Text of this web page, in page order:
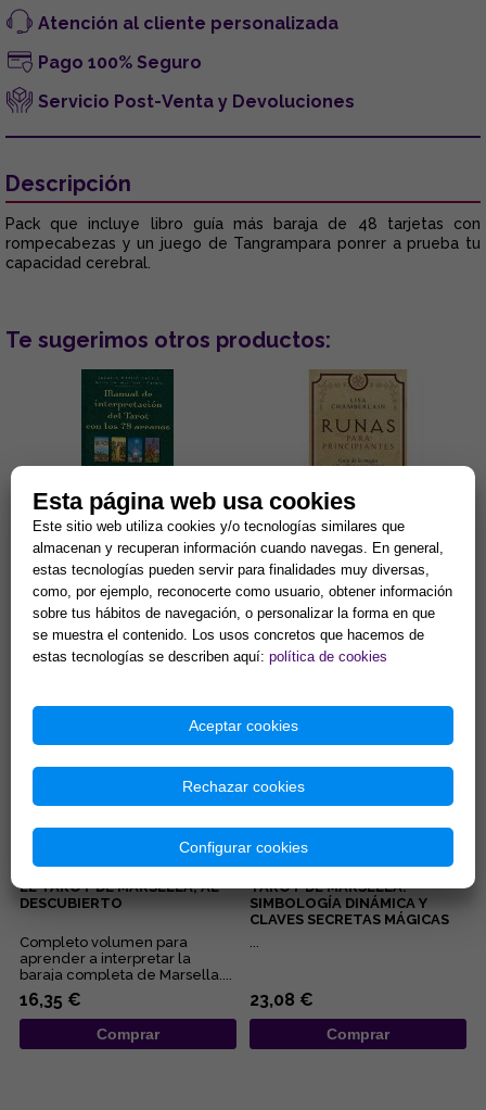
Atención al cliente personalizada
Pago 100% Seguro
Servicio Post-Venta y Devoluciones
Descripción
Pack que incluye libro guía más baraja de 48 tarjetas con
rompecabezas y un juego de Tangrampara ponrer a prueba tu
capacidad cerebral.
Te sugerimos otros productos:
MANUAL DE INTERPRETACIÓN
DEL TAROT CON LOS 78
ARCANOS
Lectura de la boda o
convivencia de la pareja, del
embarazo, de los negocios,
del pleito, de la salud... Éstas...
15,38 €
RUNAS PARA PRINCIPIANTES:
GUÍA DE LA MAGIA Y LA
ADIVINACIÓN RÚNICA
Lisa Charberlain sigue
ofreciédonos prácticos
manuales para iniciarnos en las
diferentes disciplinas
esotérica...
9,62 €
EL TAROT DE MARSELLA, AL
DESCUBIERTO
Completo volumen para
aprender a interpretar la
baraja completa de Marsella....
16,35 €
Comprar
TAROT DE MARSELLA:
SIMBOLOGÍA DINÁMICA Y
CLAVES SECRETAS MÁGICAS
...
23,08 €
Comprar
Esta página web usa cookies
Este sitio web utiliza cookies y/o tecnologías similares que
almacenan y recuperan información cuando navegas. En general,
estas tecnologías pueden servir para finalidades muy diversas,
como, por ejemplo, reconocerte como usuario, obtener información
sobre tus hábitos de navegación, o personalizar la forma en que
se muestra el contenido. Los usos concretos que hacemos de
estas tecnologías se describen aquí: política de cookies
Aceptar cookies
Rechazar cookies
Configurar cookies